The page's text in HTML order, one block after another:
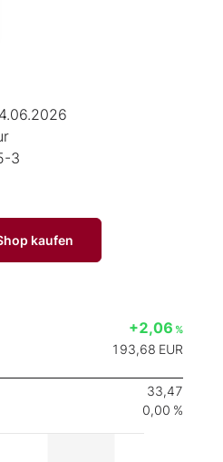
3
kaufen
+2,06 %
193,68 EUR
33,47
0,00 %